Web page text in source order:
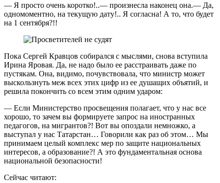
— Я просто очень коротко!..— произнесла наконец она.— Да,
одномоментно, на текущую дату!.. Я согласна! А то, что будет
на 1 сентября?!!
Пока Сергей Кравцов собирался с мыслями, снова вступила
Ирина Яровая. Да, не надо было ее расстраивать даже по
пустякам. Она, видимо, почувствовала, что министр может
выскользнуть меж всех этих цифр из ее душащих объятий, и
решила покончить со всем этим одним ударом:
— Если Министерство просвещения полагает, что у нас все
хорошо, то зачем вы формируете запрос на иностранных
педагогов, на мигрантов?! Вот вы опоздали немножко, а
выступал у нас Татарстан… Говорили как раз об этом… Мы
принимаем целый комплекс мер по защите национальных
интересов, а образование?! А это фундаментальная основа
национальной безопасности!
Сейчас читают: